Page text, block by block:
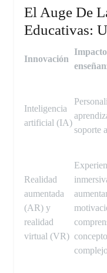
El Auge De
Educativas:
Innovación
Inteligencia
artificial (IA)
soporte
Realidad
aumentada
(AR) y
realidad
virtual (VR)